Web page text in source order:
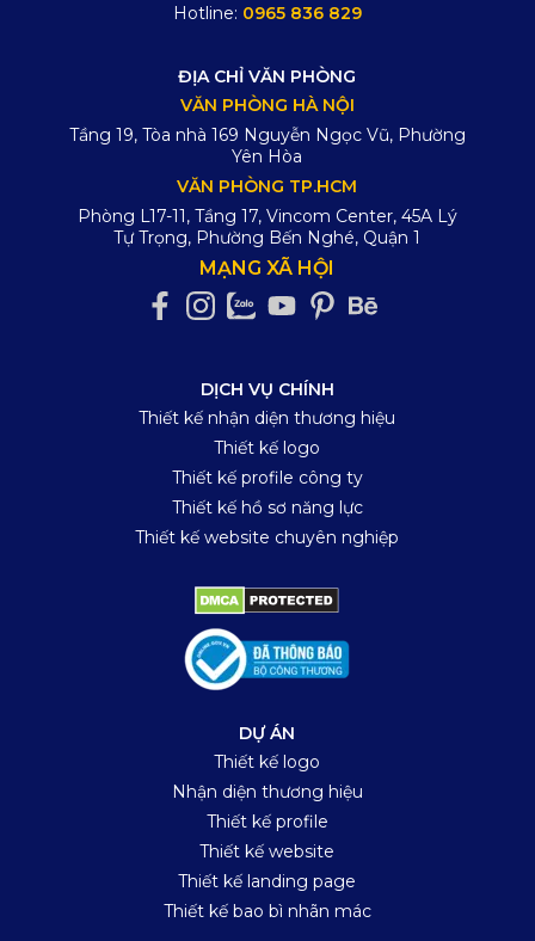
Hotline: 0965 836 829
ĐỊA CHỈ VĂN PHÒNG
VĂN PHÒNG HÀ NỘI
Tầng 19, Tòa nhà 169 Nguyễn Ngọc Vũ, Phường
Yên Hòa
VĂN PHÒNG TP.HCM
Phòng L17-11, Tầng 17, Vincom Center, 45A Lý
Tự Trọng, Phường Bến Nghé, Quận 1
MẠNG XÃ HỘI
DỊCH VỤ CHÍNH
Thiết kế nhận diện thương hiệu
Thiết kế logo
Thiết kế profile công ty
Thiết kế hồ sơ năng lực
Thiết kế website chuyên nghiệp
DỰ ÁN
Thiết kế logo
Nhận diện thương hiệu
Thiết kế profile
Thiết kế website
Thiết kế landing page
Thiết kế bao bì nhãn mác